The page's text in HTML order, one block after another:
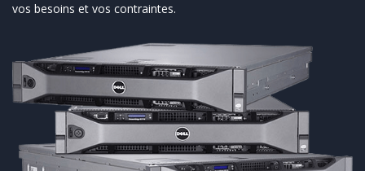
vos besoins et vos contraintes.